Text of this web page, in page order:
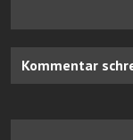
Kommentar